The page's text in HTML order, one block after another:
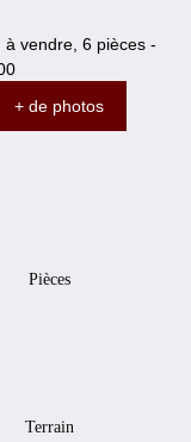
+ de photos
Pièces
Terrain